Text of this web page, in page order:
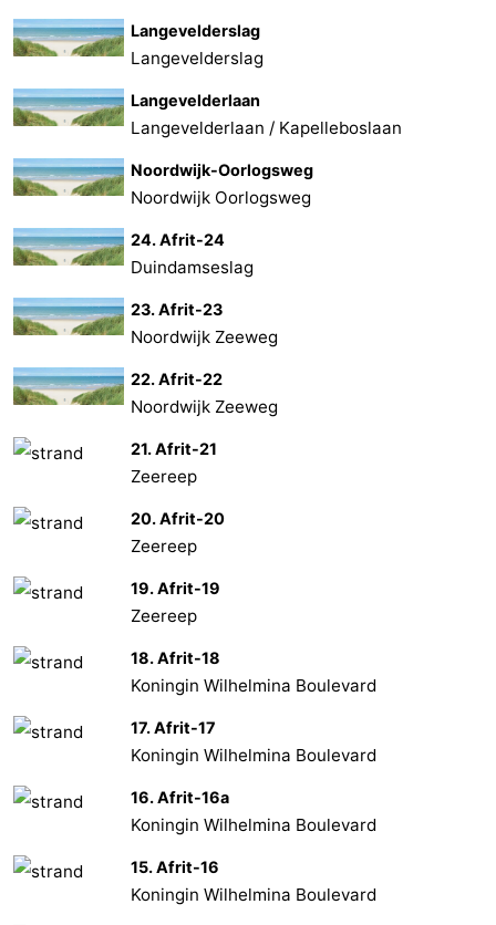
Langevelderslag
Langevelderslag
Langevelderlaan
Langevelderlaan / Kapelleboslaan
Noordwijk-Oorlogsweg
Noordwijk Oorlogsweg
24. Afrit-24
Duindamseslag
23. Afrit-23
Noordwijk Zeeweg
22. Afrit-22
Noordwijk Zeeweg
21. Afrit-21
Zeereep
20. Afrit-20
Zeereep
19. Afrit-19
Zeereep
18. Afrit-18
Koningin Wilhelmina Boulevard
17. Afrit-17
Koningin Wilhelmina Boulevard
16. Afrit-16a
Koningin Wilhelmina Boulevard
15. Afrit-16
Koningin Wilhelmina Boulevard